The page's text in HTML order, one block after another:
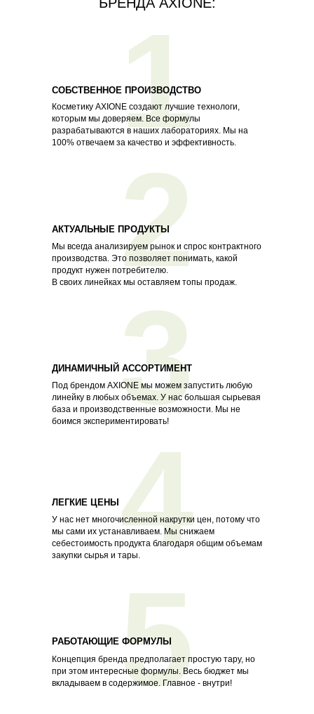
5
4
3
2
1
Косметику AXIONE создают лучшие технологи,
которым мы доверяем. Все формулы
разрабатываются в наших лабораториях. Мы на
100% отвечаем за качество и эффективность.
Мы всегда анализируем рынок и спрос контрактного
производства. Это позволяет понимать, какой
продукт нужен потребителю.
В своих линейках мы оставляем топы продаж.
Под брендом AXIONE мы можем запустить любую
линейку в любых объемах. У нас большая сырьевая
база и производственные возможности. Мы не
боимся экспериментировать!
СОБСТВЕННОЕ ПРОИЗВОДСТВО
АКТУАЛЬНЫЕ ПРОДУКТЫ
ДИНАМИЧНЫЙ АССОРТИМЕНТ
У нас нет многочисленной накрутки цен, потому что
мы сами их устанавливаем. Мы снижаем
себестоимость продукта благодаря общим объемам
закупки сырья и тары.
Концепция бренда предполагает простую тару, но
при этом интересные формулы. Весь бюджет мы
вкладываем в содержимое. Главное - внутри!
ЛЕГКИЕ ЦЕНЫ
РАБОТАЮЩИЕ ФОРМУЛЫ